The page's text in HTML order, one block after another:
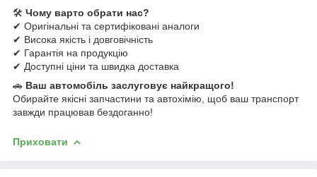
🛠 Чому варто обрати нас?
✔ Оригінальні та сертифіковані аналоги
✔ Висока якість і довговічність
✔ Гарантія на продукцію
✔ Доступні ціни та швидка доставка
🚗 Ваш автомобіль заслуговує найкращого!
Обирайте якісні запчастини та автохімію, щоб ваш транспорт
завжди працював бездоганно!
Приховати